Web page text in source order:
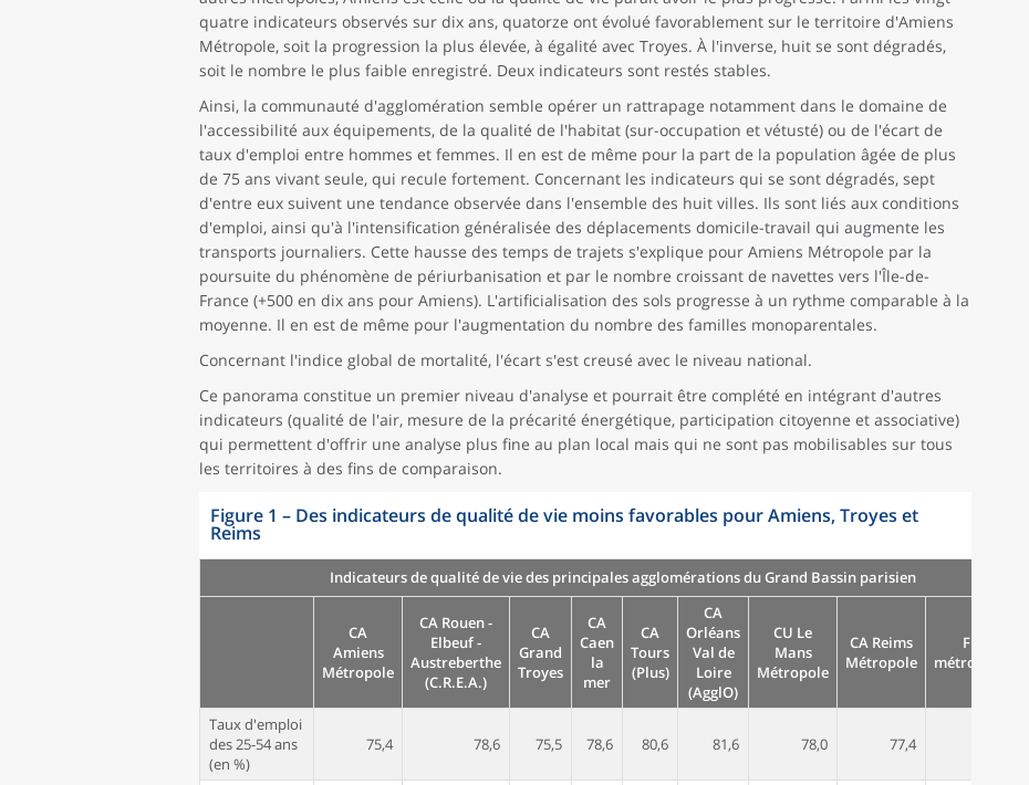
quatre indicateurs observés sur dix ans, quatorze ont évolué favorablement sur le territoire d'Amiens
Métropole, soit la progression la plus élevée, à égalité avec Troyes. À l'inverse, huit se sont dégradés,
soit le nombre le plus faible enregistré. Deux indicateurs sont restés stables.
Ainsi, la communauté d'agglomération semble opérer un rattrapage notamment dans le domaine de
l'accessibilité aux équipements, de la qualité de l'habitat (sur-occupation et vétusté) ou de l'écart de
taux d'emploi entre hommes et femmes. Il en est de même pour la part de la population âgée de plus
de 75 ans vivant seule, qui recule fortement. Concernant les indicateurs qui se sont dégradés, sept
d'entre eux suivent une tendance observée dans l'ensemble des huit villes. Ils sont liés aux conditions
d'emploi, ainsi qu'à l'intensification généralisée des déplacements domicile-travail qui augmente les
transports journaliers. Cette hausse des temps de trajets s'explique pour Amiens Métropole par la
poursuite du phénomène de périurbanisation et par le nombre croissant de navettes vers l'Île-de-
France (+500 en dix ans pour Amiens). L'artificialisation des sols progresse à un rythme comparable à la
moyenne. Il en est de même pour l'augmentation du nombre des familles monoparentales.
Concernant l'indice global de mortalité, l'écart s'est creusé avec le niveau national.
Ce panorama constitue un premier niveau d'analyse et pourrait être complété en intégrant d'autres
indicateurs (qualité de l'air, mesure de la précarité énergétique, participation citoyenne et associative)
qui permettent d'offrir une analyse plus fine au plan local mais qui ne sont pas mobilisables sur tous
les territoires à des fins de comparaison.
Figure 1 – Des indicateurs de qualité de vie moins favorables pour Amiens, Troyes et
Reims
Indicateurs de qualité de vie des principales agglomérations du Grand Bassin parisien
CA
Amiens
Métropole
CA Rouen -
Elbeuf -
Austreberthe
(C.R.E.A.)
CA
Grand
Troyes
CA
Caen
la
mer
CA
Tours
(Plus)
CA
Orléans
Val de
Loire
(AgglO)
CU Le
Mans
Métropole
CA Reims
Métropole
France
métropolitaine
Taux d'emploi
des 25-54 ans
(en %)
75,4 78,6 75,5 78,6 80,6 81,6 78,0 77,4